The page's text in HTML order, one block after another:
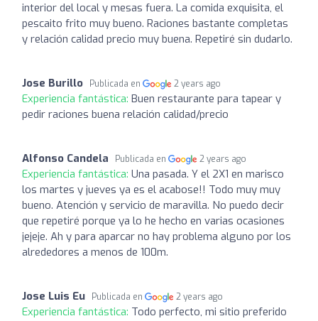
interior del local y mesas fuera. La comida exquisita, el
pescaito frito muy bueno. Raciones bastante completas
y relación calidad precio muy buena. Repetiré sin dudarlo.
Jose Burillo Publicada en 2 years ago
Experiencia fantástica: Buen restaurante para tapear y
pedir raciones buena relación calidad/precio
Alfonso Candela Publicada en 2 years ago
Experiencia fantástica: Una pasada. Y el 2X1 en marisco
los martes y jueves ya es el acabose!! Todo muy muy
bueno. Atención y servicio de maravilla. No puedo decir
que repetiré porque ya lo he hecho en varias ocasiones
jejeje. Ah y para aparcar no hay problema alguno por los
alrededores a menos de 100m.
Jose Luis Eu Publicada en 2 years ago
Experiencia fantástica: Todo perfecto, mi sitio preferido